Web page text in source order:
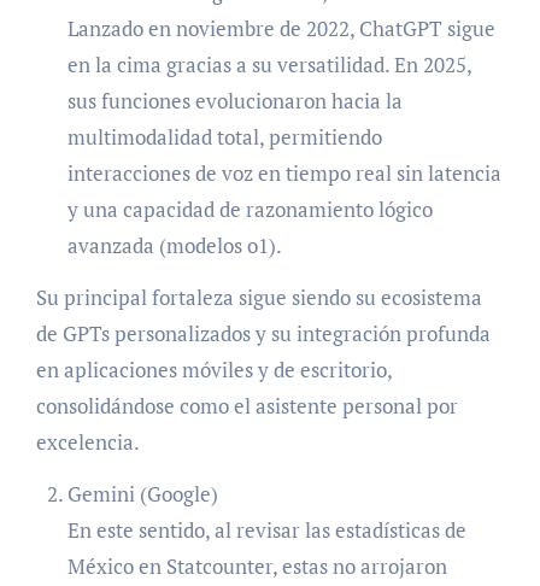
Lanzado en noviembre de 2022, ChatGPT sigue
en la cima gracias a su versatilidad. En 2025,
sus funciones evolucionaron hacia la
multimodalidad total, permitiendo
interacciones de voz en tiempo real sin latencia
y una capacidad de razonamiento lógico
avanzada (modelos o1).
Su principal fortaleza sigue siendo su ecosistema
de GPTs personalizados y su integración profunda
en aplicaciones móviles y de escritorio,
consolidándose como el asistente personal por
excelencia.
Gemini (Google)
En este sentido, al revisar las estadísticas de
México en Statcounter, estas no arrojaron